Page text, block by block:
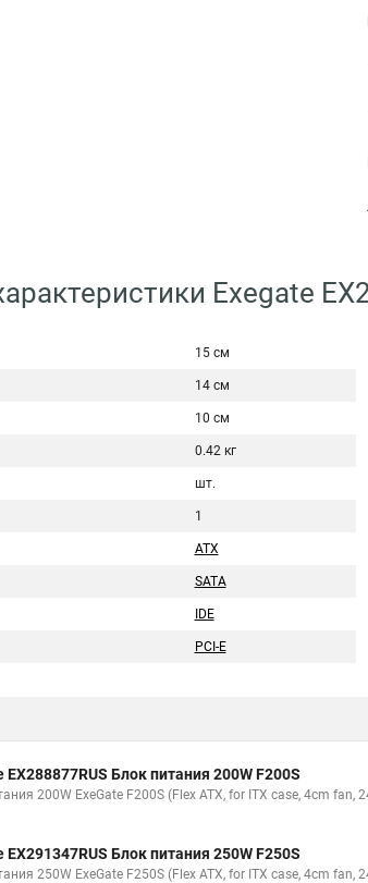
Exegate
15 см
14 см
10 см
0.42 кг
шт.
1
ATX
SATA
IDE
PCI-E
EX288877RUS Блок питания 200W F200S
200W ExeGate F200S (Flex ATX, for ITX case, 4cm fan,
EX291347RUS Блок питания 250W F250S
250W ExeGate F250S (Flex ATX, for ITX case, 4cm fan,